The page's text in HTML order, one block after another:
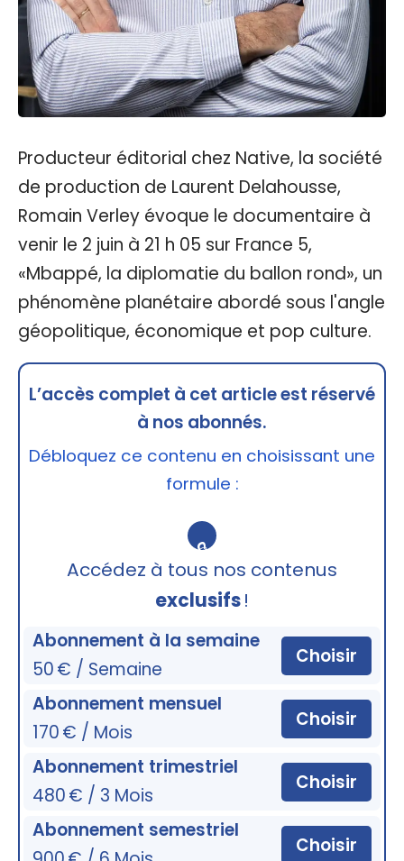
Producteur éditorial chez Native, la société
de production de Laurent Delahousse,
Romain Verley évoque le documentaire à
venir le 2 juin à 21 h 05 sur France 5,
«Mbappé, la diplomatie du ballon rond», un
phénomène planétaire abordé sous l'angle
géopolitique, économique et pop culture.
L’accès complet à cet article est réservé
à nos abonnés.
Débloquez ce contenu en choisissant une
formule :
🔒
Accédez à tous nos contenus
exclusifs!
Abonnement à la semaine
50 € / Semaine
Choisir
Abonnement mensuel
170 € / Mois
Choisir
Abonnement trimestriel
480 € / 3 Mois
Choisir
Abonnement semestriel
Choisir